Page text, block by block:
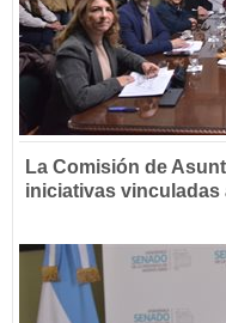
La Comisión de
iniciativas vinculadas